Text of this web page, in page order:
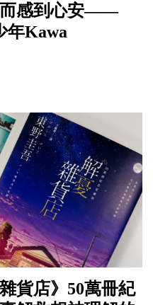
而感到心安——
年Kawa
貨店》50萬冊紀